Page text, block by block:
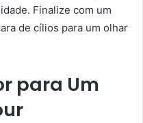
Finalize com um
de cílios para um olhar
para Um